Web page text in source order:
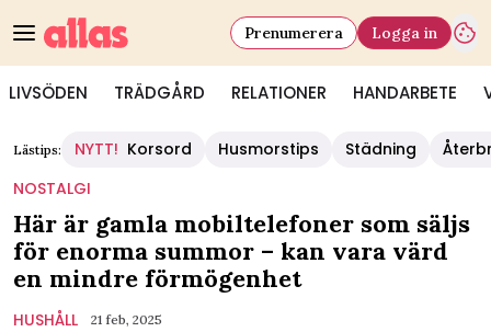
LIVSÖDEN TRÄDGÅRD RELATIONER HANDARBETE
Prenumerera Logga in
Lästips: NYTT! Korsord Husmorstips Städning
NOSTALGI
Här är gamla mobiltelefoner som säljs
för enorma summor – kan vara värd
en mindre förmögenhet
HUSHÅLL 21 feb, 2025